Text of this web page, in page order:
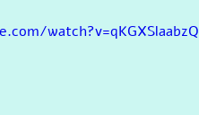
watch?v=qKGXSlaabzQ